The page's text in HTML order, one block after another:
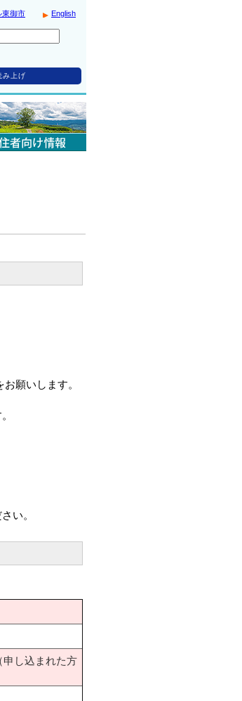
English
東御市
み上げ
願いします。
い。
申し込まれた方